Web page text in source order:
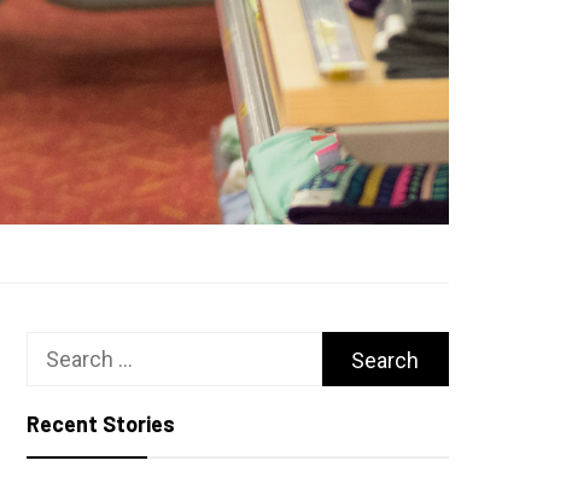
Search
Recent Stories